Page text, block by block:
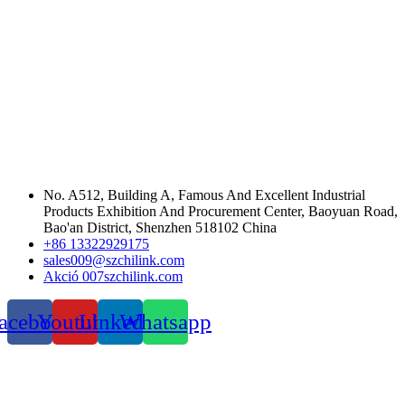
No. A512, Building A, Famous And Excellent Industrial
Products Exhibition And Procurement Center, Baoyuan Road,
Bao'an District, Shenzhen 518102 China
+86 13322929175
sales009@szchilink.com
Akció 007szchilink.com
YoutubeLinkedInWhatsapp